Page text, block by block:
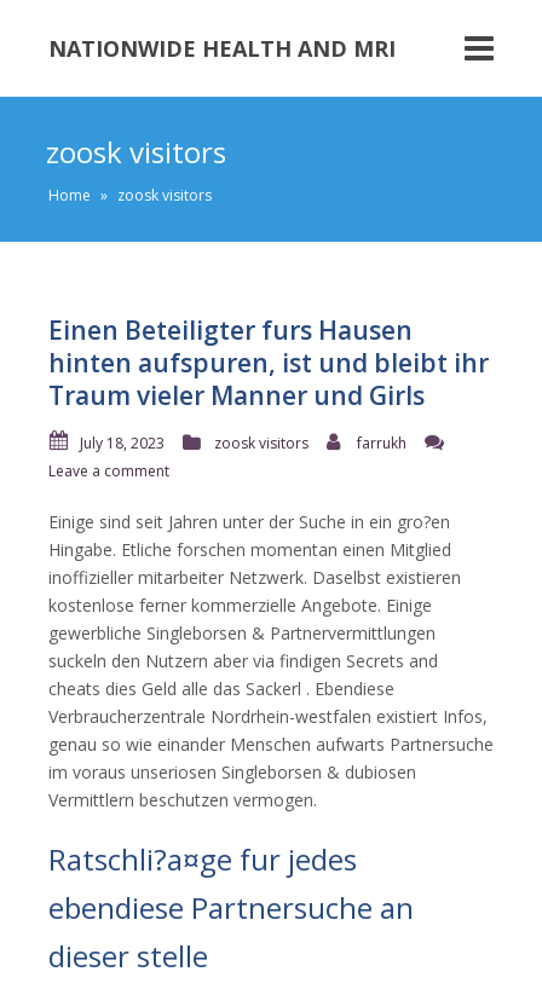
NATIONWIDE HEALTH AND MRI
zoosk visitors
Home » zoosk visitors
Einen Beteiligter furs Hausen
hinten aufspuren, ist und bleibt ihr
Traum vieler Manner und Girls
July 18, 2023 zoosk visitors
farrukh
Leave a comment
Einige sind seit Jahren unter der Suche in ein gro?en
Hingabe. Etliche forschen momentan einen Mitglied
inoffizieller mitarbeiter Netzwerk. Daselbst existieren
kostenlose ferner kommerzielle Angebote. Einige
gewerbliche Singleborsen & Partnervermittlungen
suckeln den Nutzern aber via findigen Secrets and
cheats dies Geld alle das Sackerl . Ebendiese
Verbraucherzentrale Nordrhein-westfalen existiert Infos,
genau so wie einander Menschen aufwarts Partnersuche
im voraus unseriosen Singleborsen & dubiosen
Vermittlern beschutzen vermogen.
Ratschli?a¤ge fur jedes
ebendiese Partnersuche an
dieser stelle